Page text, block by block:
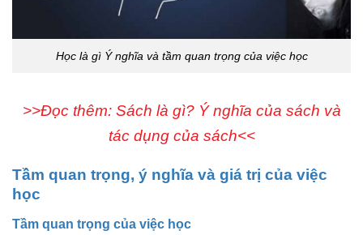
Học là gì Ý nghĩa và tầm quan trọng của việc học
>>Đọc thêm: Sách là gì? Ý nghĩa của sách và
tác dụng của sách<<
Tầm quan trọng, ý nghĩa và giá trị của việc
học
Tầm quan trọng của việc học